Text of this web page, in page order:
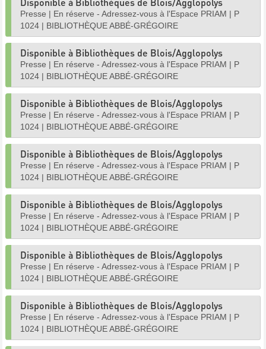
Presse | En réserve - Adressez-vous à l'Espace PRIAM | P
1024 | BIBLIOTHÈQUE ABBÉ-GRÉGOIRE
Disponible à Bibliothèques de Blois/Agglopolys
Presse | En réserve - Adressez-vous à l'Espace PRIAM | P
1024 | BIBLIOTHÈQUE ABBÉ-GRÉGOIRE
Disponible à Bibliothèques de Blois/Agglopolys
Presse | En réserve - Adressez-vous à l'Espace PRIAM | P
1024 | BIBLIOTHÈQUE ABBÉ-GRÉGOIRE
Disponible à Bibliothèques de Blois/Agglopolys
Presse | En réserve - Adressez-vous à l'Espace PRIAM | P
1024 | BIBLIOTHÈQUE ABBÉ-GRÉGOIRE
Disponible à Bibliothèques de Blois/Agglopolys
Presse | En réserve - Adressez-vous à l'Espace PRIAM | P
1024 | BIBLIOTHÈQUE ABBÉ-GRÉGOIRE
Disponible à Bibliothèques de Blois/Agglopolys
Presse | En réserve - Adressez-vous à l'Espace PRIAM | P
1024 | BIBLIOTHÈQUE ABBÉ-GRÉGOIRE
Disponible à Bibliothèques de Blois/Agglopolys
Presse | En réserve - Adressez-vous à l'Espace PRIAM | P
1024 | BIBLIOTHÈQUE ABBÉ-GRÉGOIRE